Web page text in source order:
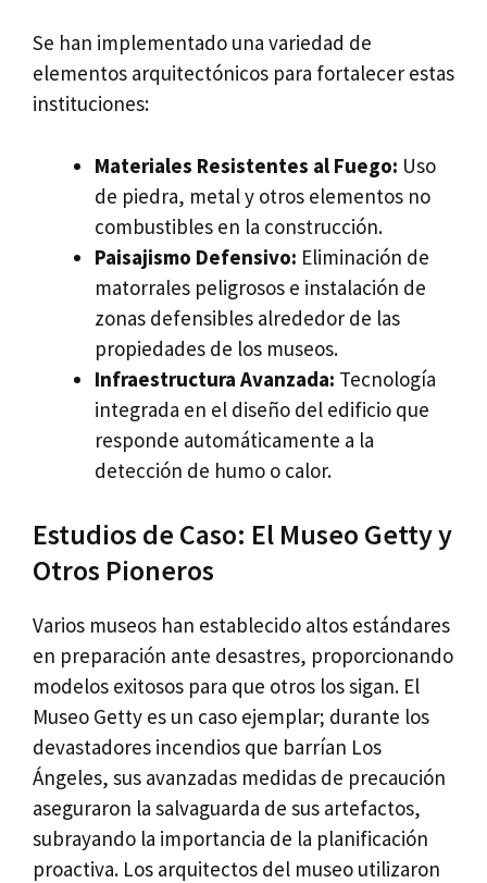
Se han implementado una variedad de
elementos arquitectónicos para fortalecer estas
instituciones:
Materiales Resistentes al Fuego: Uso
de piedra, metal y otros elementos no
combustibles en la construcción.
Paisajismo Defensivo: Eliminación de
matorrales peligrosos e instalación de
zonas defensibles alrededor de las
propiedades de los museos.
Infraestructura Avanzada: Tecnología
integrada en el diseño del edificio que
responde automáticamente a la
detección de humo o calor.
Estudios de Caso: El Museo Getty y
Otros Pioneros
Varios museos han establecido altos estándares
en preparación ante desastres, proporcionando
modelos exitosos para que otros los sigan. El
Museo Getty es un caso ejemplar; durante los
devastadores incendios que barrían Los
Ángeles, sus avanzadas medidas de precaución
aseguraron la salvaguarda de sus artefactos,
subrayando la importancia de la planificación
proactiva. Los arquitectos del museo utilizaron